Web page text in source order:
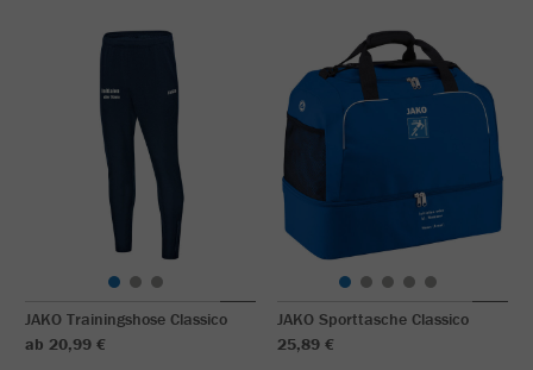
JAKO Trainingshose Classico
ab 20,99 €
JAKO Sporttasche Classico
25,89 €